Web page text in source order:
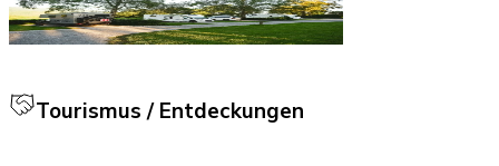
Tourismus / Entdeckungen